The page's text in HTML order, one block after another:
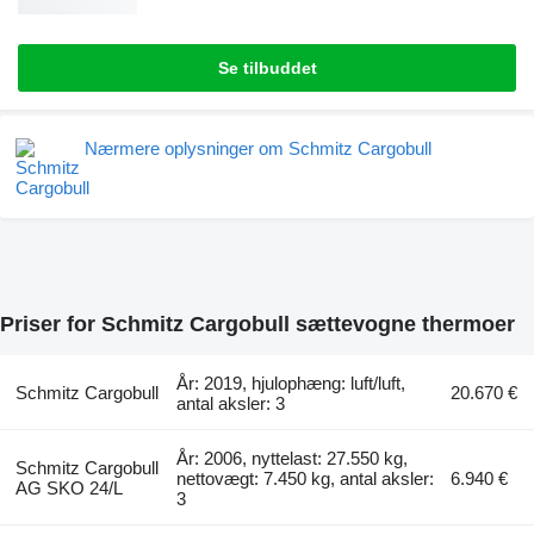
Se tilbuddet
Nærmere oplysninger om Schmitz Cargobull
Priser for Schmitz Cargobull sættevogne thermoer
Schmitz Cargobull
År: 2019, hjulophæng: luft/luft,
antal aksler: 3
20.670 €
Schmitz Cargobull
AG SKO 24/L
År: 2006, nyttelast: 27.550 kg,
nettovægt: 7.450 kg, antal aksler:
3
6.940 €